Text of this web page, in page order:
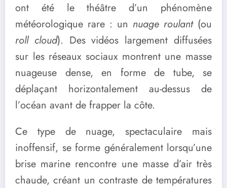
ont été le théâtre d’un phénomène
météorologique rare : un nuage roulant(ou
roll cloud). Des vidéos largement diffusées
sur les réseaux sociaux montrent une masse
nuageuse dense, en forme de tube, se
déplaçant horizontalement au-dessus de
l’océan avant de frapper la côte.
Ce type de nuage, spectaculaire mais
inoffensif, se forme généralement lorsqu’une
brise marine rencontre une masse d’air très
chaude, créant un contraste de températures